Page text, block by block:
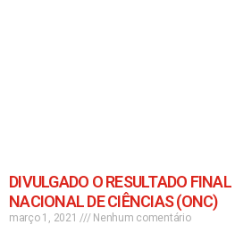
DIVULGADO O RESULTADO
NACIONAL DE CIÊNCIAS (ONC)
março 1, 2021 Nenhum comentário